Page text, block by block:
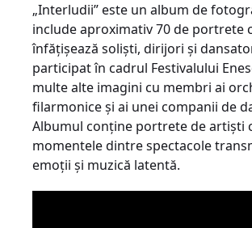
„Interludii” este un album de
include aproximativ 70 de portrete
înfățișează soliști, dirijori și
participat în cadrul Festivalului
multe alte imagini cu membri ai
filarmonice și ai unei companii de
Albumul conține portrete de artiști
momentele dintre spectacole
emoții și muzică latentă.